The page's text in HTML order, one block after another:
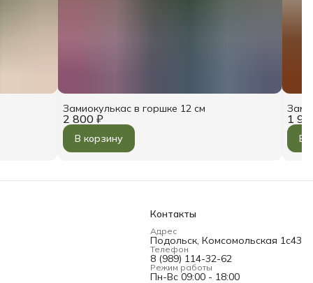
2 800 ₽
Замиокулькас в горшке 12 см
В корзину
1
В
Контакты
Адрес
Подольск, Комсомольская 1с43
Телефон
8 (989) 114-32-62
Режим работы
Пн-Вс 09:00 - 18:00